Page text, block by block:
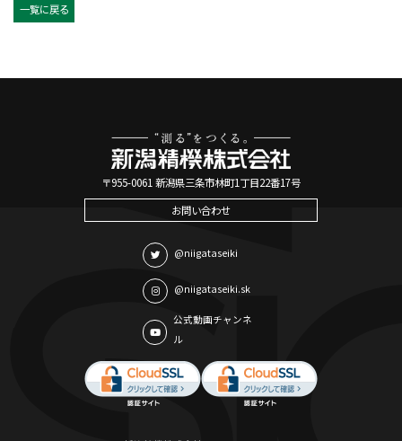
一覧に戻る
〒955-0061 新潟県三条市林町1丁目22番17号
お問い合わせ
@niigataseiki
@niigataseiki.sk
公式動画チャンネ
ル